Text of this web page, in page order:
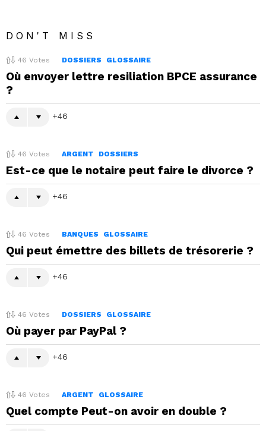
DON'T MISS
46 Votes DOSSIERS GLOSSAIRE
Où envoyer lettre resiliation BPCE assurance
?
46
46 Votes ARGENT DOSSIERS
Est-ce que le notaire peut faire le divorce ?
46
46 Votes BANQUES GLOSSAIRE
Qui peut émettre des billets de trésorerie ?
46
46 Votes DOSSIERS GLOSSAIRE
Où payer par PayPal ?
46
46 Votes ARGENT GLOSSAIRE
Quel compte Peut-on avoir en double ?